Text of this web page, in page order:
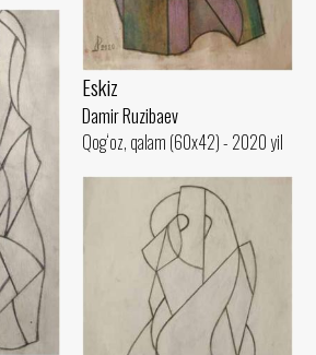
Eskiz
Damir Ruzibaev
Qog‘oz, qalam (60x42) - 2020 yil